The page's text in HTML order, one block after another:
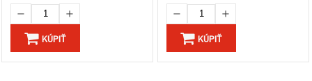
KÚPIŤ KÚPIŤ